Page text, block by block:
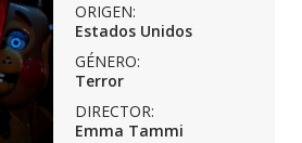
ORIGEN:
Estados Unidos
GÉNERO:
Terror
DIRECTOR:
Emma Tammi